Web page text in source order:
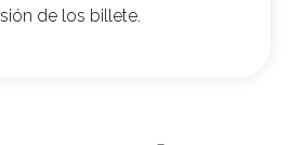
de los billete.